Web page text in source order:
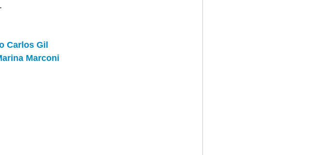
Carlos Gil
Marconi